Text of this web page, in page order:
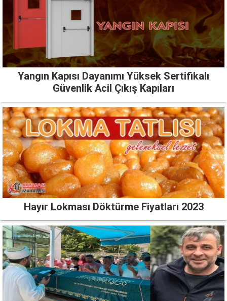
Yangın Kapısı Dayanımı Yüksek Sertifikalı
Güvenlik Acil Çıkış Kapıları
Hayır Lokması Döktürme Fiyatları 2023